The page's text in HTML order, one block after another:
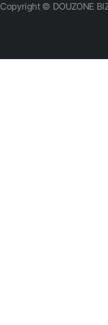
Copyright © DOUZONE